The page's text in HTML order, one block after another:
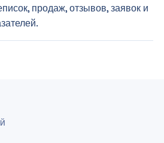
продаж, отзывов, заявок и